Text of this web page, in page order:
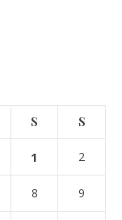
S S
1 2
8 9